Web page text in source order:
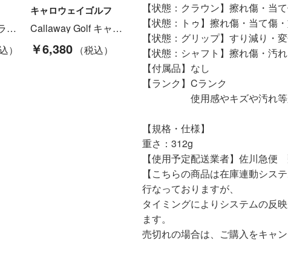
Cobra Golf コブラゴルフ AEROJET LS 1W 10.5° ドライバー TOUR AD 5 SR カバー付 Bランク
キャロウェイゴルフ
Callaway Golf キャロウェイゴルフ X 3FW 5FW フェアウェイウッド 2本セット X SERIES 60 R Cランク
￥6,380
【状態：クラウン】擦れ傷・当
【状態：トゥ】擦れ傷・当て傷
【状態：グリップ】すり減り・
【状態：シャフト】擦れ傷・汚れ
【付属品】なし
【ランク】Cランク
使用感やキズや汚れ等が
【規格・仕様】
重さ：312g
【使用予定配送業者】佐川急
【こちらの商品は在庫連動シス
行なっておりますが、
タイミングによりシステムの反
ます。
売切れの場合は、ご購入をキャ